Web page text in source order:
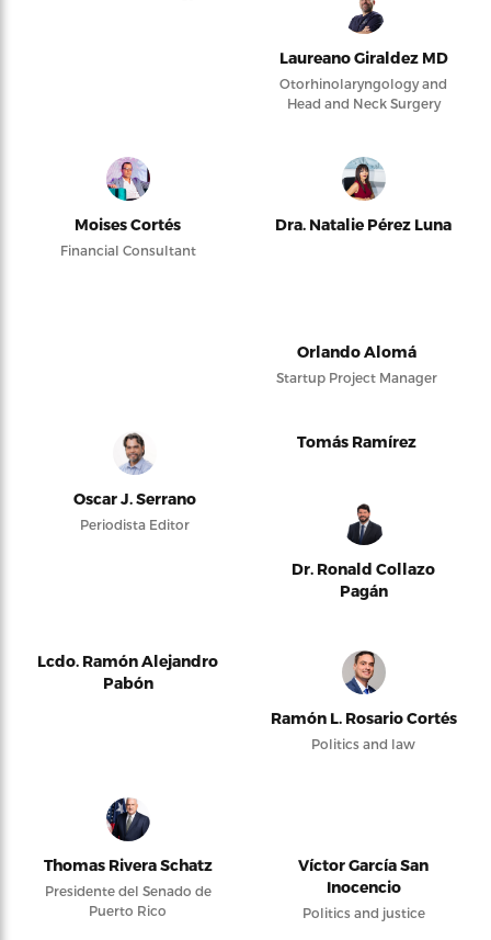
Laureano Giraldez MD
Otorhinolaryngology and
Head and Neck Surgery
Moises Cortés
Financial Consultant
Dra. Natalie Pérez Luna
Orlando Alomá
Startup Project Manager
Oscar J. Serrano
Periodista Editor
Tomás Ramírez
Dr. Ronald Collazo
Pagán
Lcdo. Ramón Alejandro
Pabón
Ramón L. Rosario Cortés
Politics and law
Thomas Rivera Schatz
Presidente del Senado de
Puerto Rico
Víctor García San
Inocencio
Politics and justice